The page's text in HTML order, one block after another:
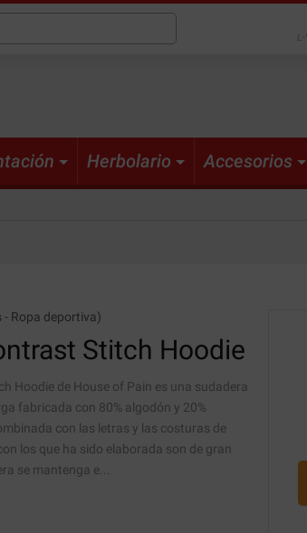
Herbolario Accesorios
- Ropa deportiva)
Stitch Hoodie
Hoodie de House of Pain es una sudadera
fabricada con 80% algodón y 20%
con las letras y las costuras de
los que ha sido elaborada son de gran
se mantenga e...